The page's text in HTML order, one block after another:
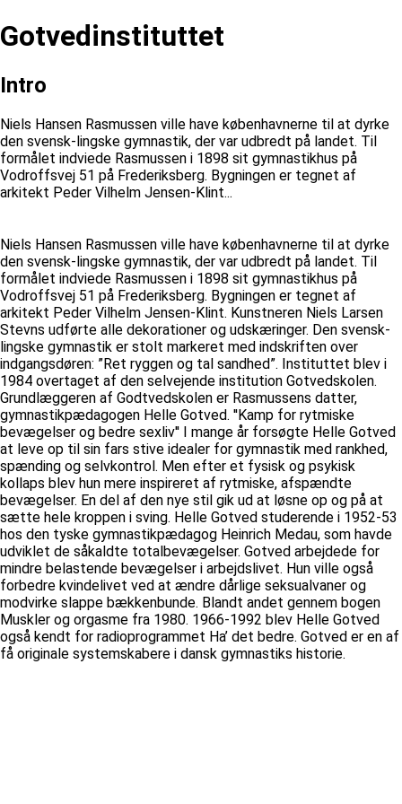
Gotvedinstituttet
Intro
Niels Hansen Rasmussen ville have københavnerne til at dyrke
den svensk-lingske gymnastik, der var udbredt på landet. Til
formålet indviede Rasmussen i 1898 sit gymnastikhus på
Vodroffsvej 51 på Frederiksberg. Bygningen er tegnet af
arkitekt Peder Vilhelm Jensen-Klint...
Niels Hansen Rasmussen ville have københavnerne til at dyrke
den svensk-lingske gymnastik, der var udbredt på landet. Til
formålet indviede Rasmussen i 1898 sit gymnastikhus på
Vodroffsvej 51 på Frederiksberg. Bygningen er tegnet af
arkitekt Peder Vilhelm Jensen-Klint. Kunstneren Niels Larsen
Stevns udførte alle dekorationer og udskæringer. Den svensk-
lingske gymnastik er stolt markeret med indskriften over
indgangsdøren: ”Ret ryggen og tal sandhed”. Instituttet blev i
1984 overtaget af den selvejende institution Gotvedskolen.
Grundlæggeren af Godtvedskolen er Rasmussens datter,
gymnastikpædagogen Helle Gotved. ''Kamp for rytmiske
bevægelser og bedre sexliv'' I mange år forsøgte Helle Gotved
at leve op til sin fars stive idealer for gymnastik med rankhed,
spænding og selvkontrol. Men efter et fysisk og psykisk
kollaps blev hun mere inspireret af rytmiske, afspændte
bevægelser. En del af den nye stil gik ud at løsne op og på at
sætte hele kroppen i sving. Helle Gotved studerende i 1952-53
hos den tyske gymnastikpædagog Heinrich Medau, som havde
udviklet de såkaldte totalbevægelser. Gotved arbejdede for
mindre belastende bevægelser i arbejdslivet. Hun ville også
forbedre kvindelivet ved at ændre dårlige seksualvaner og
modvirke slappe bækkenbunde. Blandt andet gennem bogen
Muskler og orgasme fra 1980. 1966-1992 blev Helle Gotved
også kendt for radioprogrammet Ha’ det bedre. Gotved er en af
få originale systemskabere i dansk gymnastiks historie.